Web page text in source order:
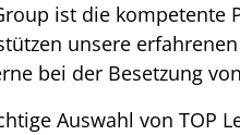
ist die kompetente
unsere
bei der Besetzung
Auswahl von TOP